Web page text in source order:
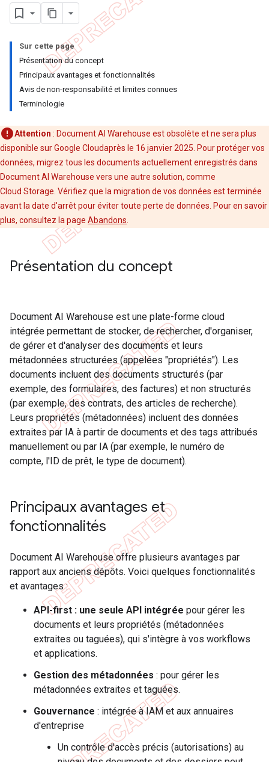
Sur cette page
Présentation du concept
Principaux avantages et fonctionnalités
Avis de non-responsabilité et limites connues
Terminologie
Attention : Document AI Warehouse est obsolète et ne sera plus
disponible sur Google Cloudaprès le 16 janvier 2025. Pour protéger vos
données, migrez tous les documents actuellement enregistrés dans
Document AI Warehouse vers une autre solution, comme
Cloud Storage. Vérifiez que la migration de vos données est terminée
avant la date d'arrêt pour éviter toute perte de données. Pour en savoir
plus, consultez la page Abandons
Présentation du concept
Document AI Warehouse est une plate-forme cloud
intégrée permettant de stocker, de rechercher, d'organiser,
de gérer et d'analyser des documents et leurs
métadonnées structurées (appelées "propriétés"). Les
documents incluent des documents structurés (par
exemple, des formulaires, des factures) et non structurés
(par exemple, des contrats, des articles de recherche).
Leurs propriétés (métadonnées) incluent des données
extraites par IA à partir de documents et des tags attribués
manuellement ou par IA (par exemple, le numéro de
compte, l'ID de prêt, le type de document).
Principaux avantages et
fonctionnalités
Document AI Warehouse offre plusieurs avantages par
rapport aux anciens dépôts. Voici quelques fonctionnalités
et avantages :
API-first : une seule API intégrée pour gérer les
documents et leurs propriétés (métadonnées
extraites ou taguées), qui s'intègre à vos workflows
et applications.
Gestion des métadonnées : pour gérer les
métadonnées extraites et taguées.
Gouvernance : intégrée à IAM et aux annuaires
d'entreprise
Un contrôle d'accès précis (autorisations) au